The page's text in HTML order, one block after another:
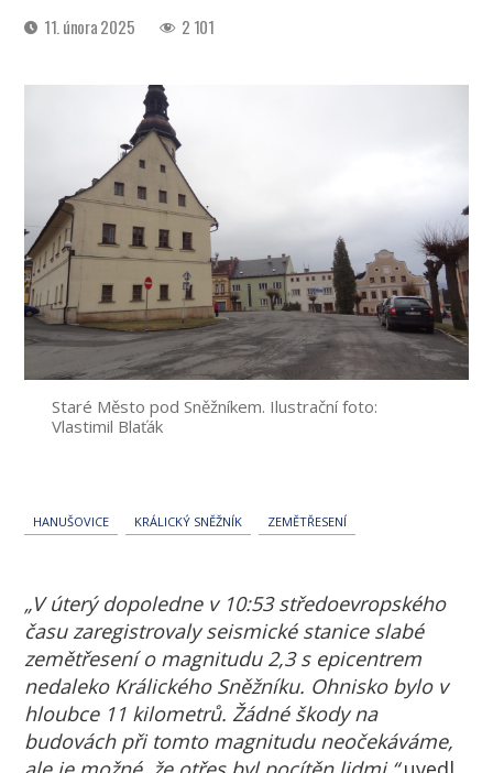
Datum11. února 2025 2 101
Staré Město pod Sněžníkem. Ilustrační foto:
Vlastimil Blaťák
HANUŠOVICE KRÁLICKÝ SNĚŽNÍK ZEMĚTŘESENÍ
„V úterý dopoledne v 10:53 středoevropského
času zaregistrovaly seismické stanice slabé
zemětřesení o magnitudu 2,3 s epicentrem
nedaleko Králického Sněžníku. Ohnisko bylo v
hloubce 11 kilometrů. Žádné škody na
budovách při tomto magnitudu neočekáváme,